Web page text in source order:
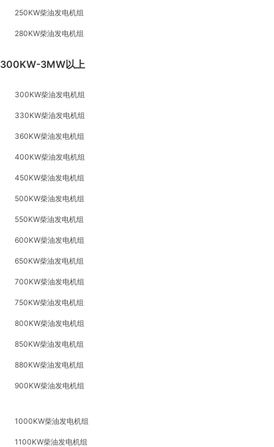
250KW柴油发电机组
280KW柴油发电机组
300KW-3MW以上
300KW柴油发电机组
330KW柴油发电机组
360KW柴油发电机组
400KW柴油发电机组
450KW柴油发电机组
500KW柴油发电机组
550KW柴油发电机组
600KW柴油发电机组
650KW柴油发电机组
700KW柴油发电机组
750KW柴油发电机组
800KW柴油发电机组
850KW柴油发电机组
880KW柴油发电机组
900KW柴油发电机组
1000KW柴油发电机组
1100KW柴油发电机组